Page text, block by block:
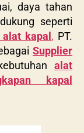
daya tahan
seperti
kapal , PT.
Supplier
alat
kapal